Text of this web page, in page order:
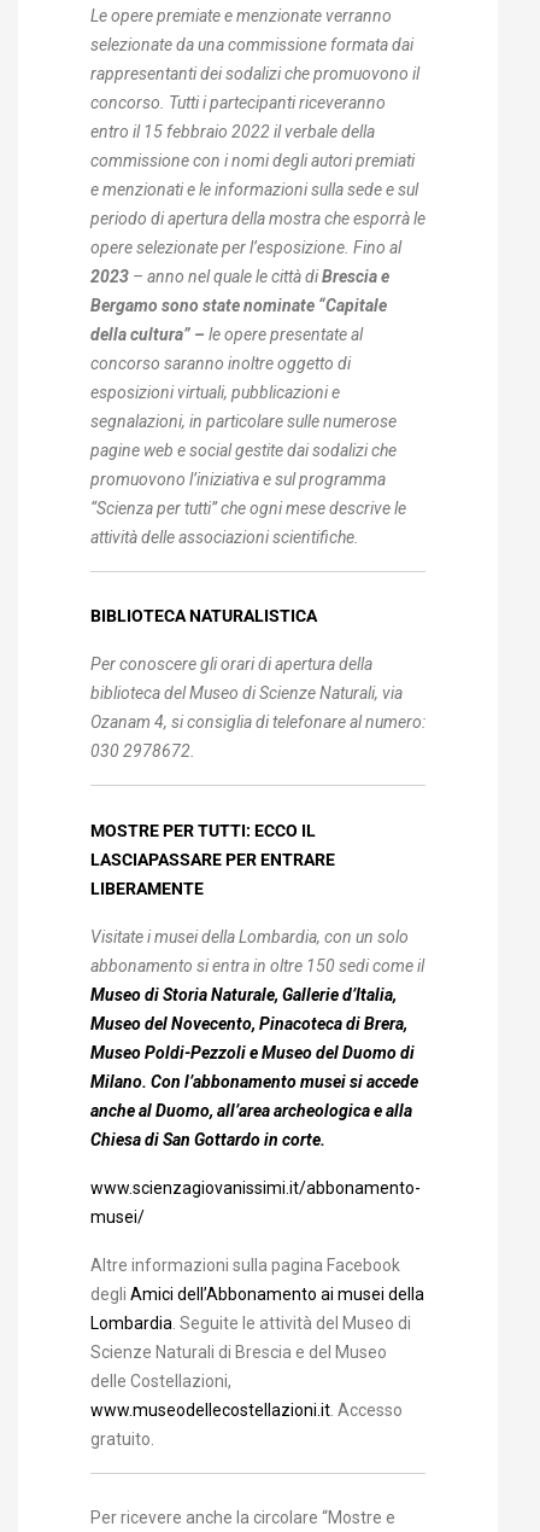
Le opere premiate e menzionate verranno
selezionate da una commissione formata dai
rappresentanti dei sodalizi che promuovono il
concorso. Tutti i partecipanti riceveranno
entro il 15 febbraio 2022 il verbale della
commissione con i nomi degliautori premiati
e menzionati e le informazioni sulla sede e sul
periodo di apertura della mostra che esporrà le
opere selezionate per l’esposizione. Fino al
2023 – anno nel quale le città diBrescia e
Bergamo sono state nominate “Capitale
della cultura” – le opere presentate al
concorso saranno inoltre oggetto di
esposizioni virtuali, pubblicazioni e
segnalazioni, in particolare sulle numerose
pagine web e social gestite dai sodalizi che
promuovono l’iniziativa e sul programma
“Scienza per tutti” che ogni mese descrive le
attività delle associazioni scientifiche.
BIBLIOTECANATURALISTICA
Per conoscere gli orari di apertura della
biblioteca del Museo di Scienze Naturali, via
Ozanam 4, si consiglia di telefonare al numero:
030 2978672.
MOSTRE PER TUTTI: ECCO IL
LASCIAPASSARE PER ENTRARE
LIBERAMENTE
Visitate i musei della Lombardia, con un solo
abbonamento si entra in oltre 150 sedicomeil
Museo di Storia Naturale, Gallerie d’Italia,
Museo del Novecento, Pinacoteca di Brera,
Museo Poldi-Pezzoli e Museo del Duomo di
Milano. Con l’abbonamento musei si accede
anche al Duomo, all’area archeologica e alla
Chiesa di San Gottardo in corte.
www.scienzagiovanissimi.it/abbonamento-
musei/
Altre informazioni sulla pagina Facebook
degli Amici dell’Abbonamento ai musei della
Lombardia . Seguite le attività del Museo di
Scienze Naturali di Brescia e del Museo
delle Costellazioni,
www.museodellecostellazioni.it . Accesso
gratuito.
Per ricevere anche la circolare “Mostre e